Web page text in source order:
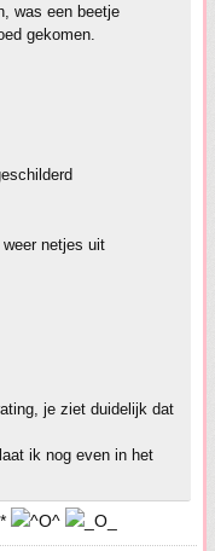
was een beetje
gekomen.
netjes uit
je ziet duidelijk dat
ik nog even in het